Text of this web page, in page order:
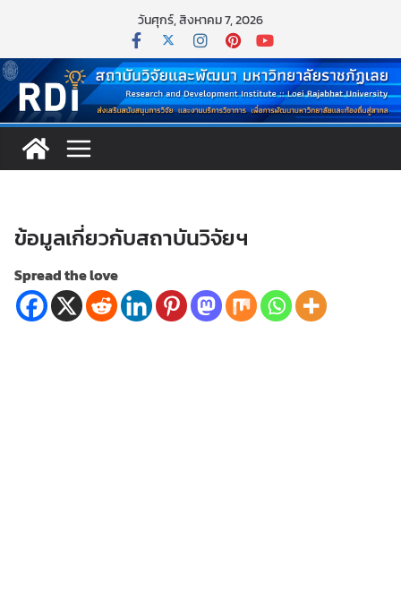
วันศุกร์, สิงหาคม 7, 2026
ข้อมูลเกี่ยวกับสถาบันวิจัยฯ
Spread the love